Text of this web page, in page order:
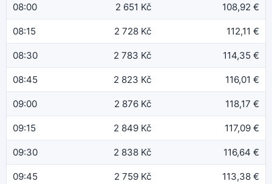
08:00 2 651 Kč 108,92 €
08:15 2 728 Kč 112,11 €
08:30 2 783 Kč 114,35 €
08:45 2 823 Kč 116,01 €
09:00 2 876 Kč 118,17 €
09:15 2 849 Kč 117,09 €
09:30 2 838 Kč 116,64 €
09:45 2 759 Kč 113,38 €